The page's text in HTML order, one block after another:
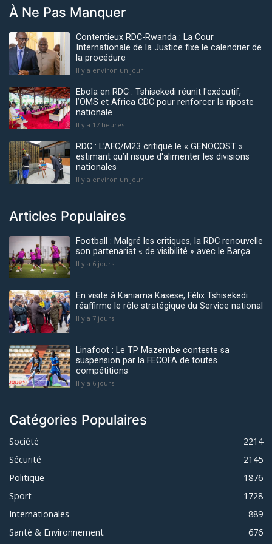
À Ne Pas Manquer
Contentieux RDC-Rwanda : La Cour
Internationale de la Justice fixe le calendrier de
la procédure
Il y a environ un jour
Ebola en RDC : Tshisekedi réunit l'exécutif,
l’OMS et Africa CDC pour renforcer la riposte
nationale
Il y a 17 heures
RDC : L’AFC/M23 critique le « GENOCOST »
estimant qu’il risque d'alimenter les divisions
nationales
Il y a environ un jour
Articles Populaires
Football : Malgré les critiques, la RDC renouvelle
son partenariat « de visibilité » avec le Barça
Il y a 6 jours
En visite à Kaniama Kasese, Félix Tshisekedi
réaffirme le rôle stratégique du Service national
Il y a 7 jours
Linafoot : Le TP Mazembe conteste sa
suspension par la FECOFA de toutes
compétitions
Il y a 6 jours
Catégories Populaires
Société
2214
Sécurité
2145
Politique
1876
Sport
1728
Internationales
889
Santé & Environnement
676